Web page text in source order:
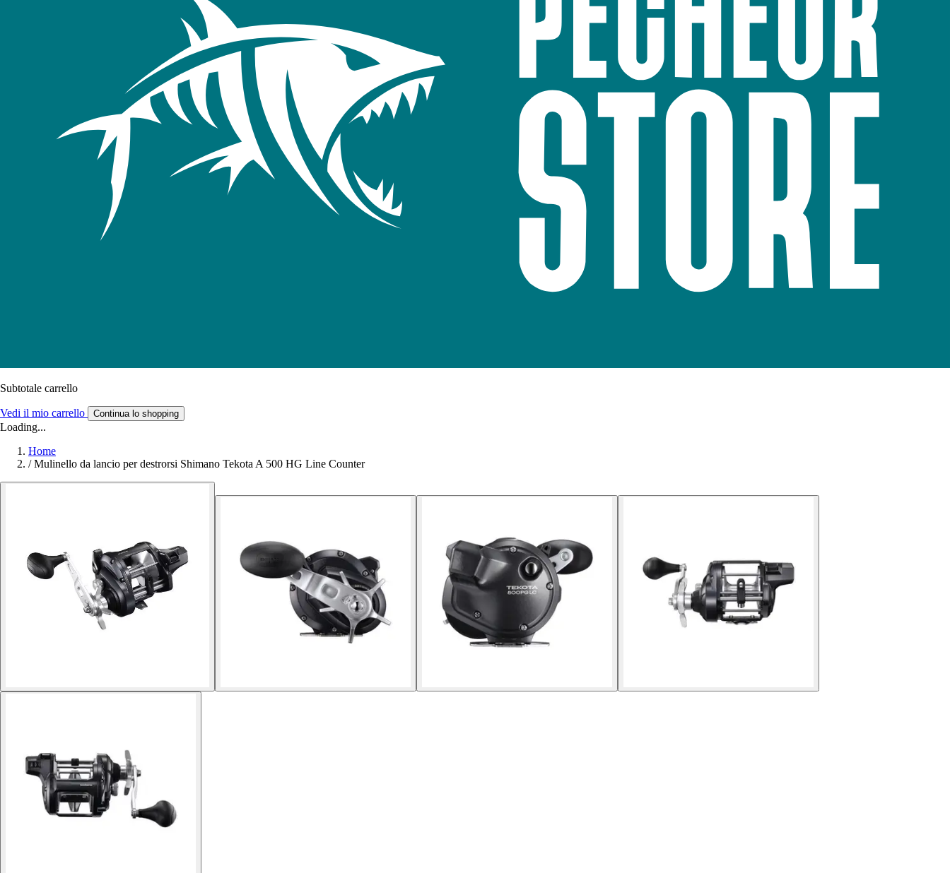
Subtotale carrello
Vedi il mio carrello Continua lo shopping
Loading...
Home
/ Mulinello da lancio per destrorsi Shimano Tekota A 500 HG Line Counter